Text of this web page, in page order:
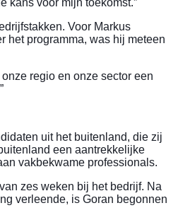
Voor Markus
het programma, was hij meteen
regio en onze sector een
uit het buitenland, die zij
een aantrekkelijke
vakbekwame professionals.
zes weken bij het bedrijf. Na
verleende, is Goran begonnen